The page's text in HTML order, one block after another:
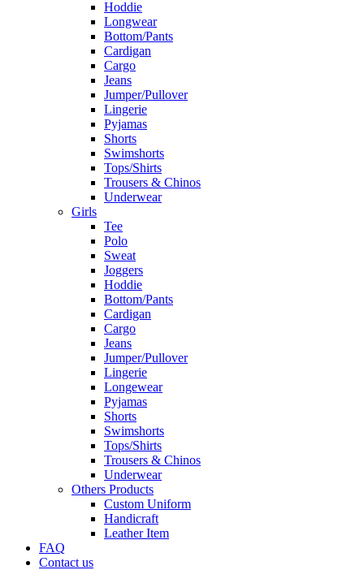
Hoddie
Longwear
Bottom/Pants
Cardigan
Cargo
Jeans
Jumper/Pullover
Lingerie
Pyjamas
Shorts
Swimshorts
Tops/Shirts
Trousers & Chinos
Underwear
Girls
Tee
Polo
Sweat
Joggers
Hoddie
Bottom/Pants
Cardigan
Cargo
Jeans
Jumper/Pullover
Lingerie
Longewear
Pyjamas
Shorts
Swimshorts
Tops/Shirts
Trousers & Chinos
Underwear
Others Products
Custom Uniform
Handicraft
Leather Item
FAQ
Contact us